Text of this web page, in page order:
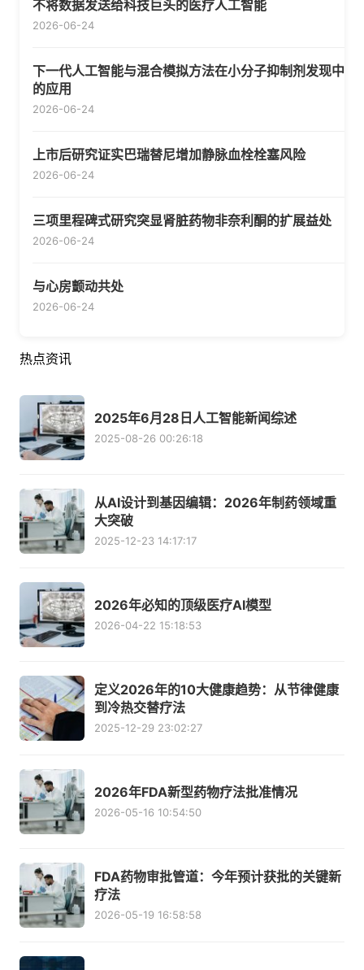
不将数据发送给科技巨头的医疗人工智能
2026-06-24
下一代人工智能与混合模拟方法在小分子抑制剂发现中
的应用
2026-06-24
上市后研究证实巴瑞替尼增加静脉血栓栓塞风险
2026-06-24
三项里程碑式研究突显肾脏药物非奈利酮的扩展益处
2026-06-24
与心房颤动共处
2026-06-24
热点资讯
2025年6月28日人工智能新闻综述
2025-08-26 00:26:18
从AI设计到基因编辑：2026年制药领域重
大突破
2025-12-23 14:17:17
2026年必知的顶级医疗AI模型
2026-04-22 15:18:53
定义2026年的10大健康趋势：从节律健康
到冷热交替疗法
2025-12-29 23:02:27
2026年FDA新型药物疗法批准情况
2026-05-16 10:54:50
FDA药物审批管道：今年预计获批的关键新
疗法
2026-05-19 16:58:58